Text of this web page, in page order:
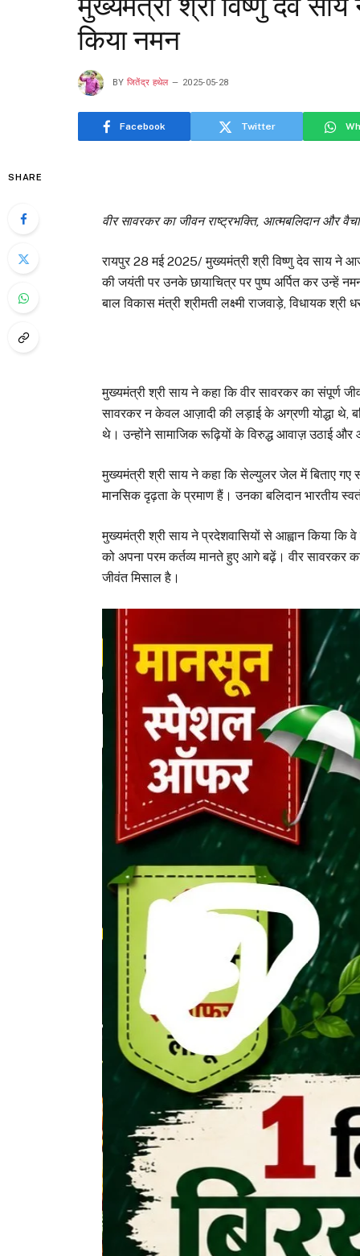
मुख्यमंत्री श्री विष्णु देव
किया नमन
BY जितेंद्र हथेल 2025-05-28
Facebook Twitter
SHARE
वीर सावरकर का जीवन राष्ट्रभक्ति, आत्मबलिदान और
रायपुर 28 मई 2025/ मुख्यमंत्री श्री विष्णु देव साय ने
की जयंती पर उनके छायाचित्र पर पुष्प अर्पित कर उन्हें
बाल विकास मंत्री श्रीमती लक्ष्मी राजवाड़े, विधायक
मुख्यमंत्री श्री साय ने कहा कि वीर सावरकर का संपूर्ण
सावरकर न केवल आज़ादी की लड़ाई के अग्रणी योद्धा थे,
थे। उन्होंने सामाजिक रूढ़ियों के विरुद्ध आवाज़ उठाई और
मुख्यमंत्री श्री साय ने कहा कि सेल्युलर जेल में बिताए
मानसिक दृढ़ता के प्रमाण हैं। उनका बलिदान भारतीय
मुख्यमंत्री श्री साय ने प्रदेशवासियों से आह्वान किया कि
को अपना परम कर्तव्य मानते हुए आगे बढ़ें। वीर सावरकर
जीवंत मिसाल है।